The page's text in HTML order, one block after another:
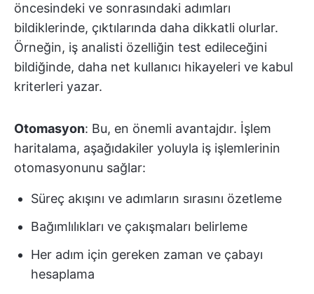
öncesindeki ve sonrasındaki adımları
bildiklerinde, çıktılarında daha dikkatli olurlar.
Örneğin, iş analisti özelliğin test edileceğini
bildiğinde, daha net kullanıcı hikayeleri ve kabul
kriterleri yazar.
Otomasyon: Bu, en önemli avantajdır. İşlem
haritalama, aşağıdakiler yoluyla iş işlemlerinin
otomasyonunu sağlar:
Süreç akışını ve adımların sırasını özetleme
Bağımlılıkları ve çakışmaları belirleme
Her adım için gereken zaman ve çabayı
hesaplama